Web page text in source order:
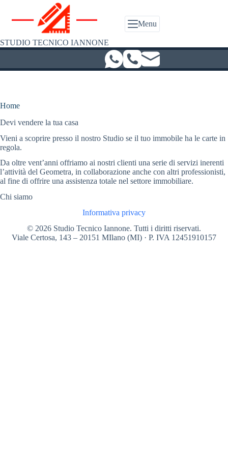
contenuto
STUDIO TECNICO IANNONE
Menu
Home
Devi vendere la tua casa
Vieni a scoprire presso il nostro Studio se il tuo immobile ha le carte in
regola.
Da oltre vent’anni offriamo ai nostri clienti una serie di servizi inerenti
l’attività del Geometra, in collaborazione anche con altri professionisti,
al fine di offrire una assistenza totale nel settore immobiliare.
Chi siamo
Informativa privacy
© 2026 Studio Tecnico Iannone. Tutti i diritti riservati.
Viale Certosa, 143 – 20151 MIlano (MI) · P. IVA 12451910157